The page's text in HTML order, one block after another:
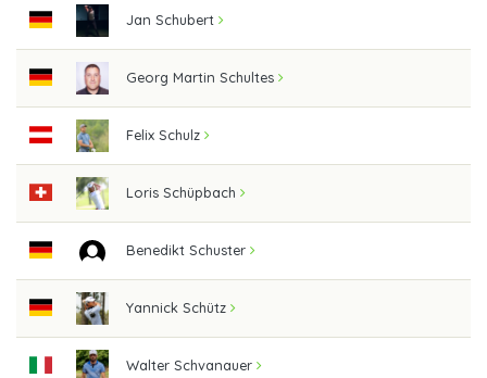
Jan Schubert
Georg Martin Schultes
Felix Schulz
Loris Schüpbach
Benedikt Schuster
Yannick Schütz
Walter Schvanauer